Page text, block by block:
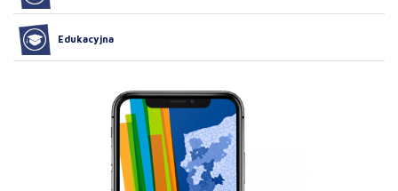
Edukacyjna